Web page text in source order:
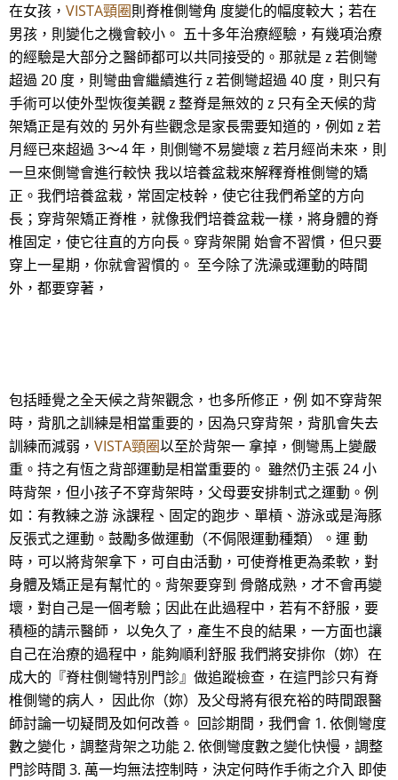
在女孩， VISTA頸圈則脊椎側彎角 度變化的幅度較大；若在
男孩，則變化之機會較小。 五十多年治療經驗，有幾項治療
的經驗是大部分之醫師都可以共同接受的。那就是 z 若側彎
超過 20 度，則彎曲會繼續進行 z 若側彎超過 40 度，則只有
手術可以使外型恢復美觀 z 整脊是無效的 z 只有全天候的背
架矯正是有效的 另外有些觀念是家長需要知道的，例如 z 若
月經已來超過 3～4 年，則側彎不易變壞 z 若月經尚未來，則
一旦來側彎會進行較快 我以培養盆栽來解釋脊椎側彎的矯
正。我們培養盆栽，常固定枝幹，使它往我們希望的方向
長；穿背架矯正脊椎，就像我們培養盆栽一樣，將身體的脊
椎固定，使它往直的方向長。穿背架開 始會不習慣，但只要
穿上一星期，你就會習慣的。 至今除了洗澡或運動的時間
外，都要穿著，
包括睡覺之全天候之背架觀念，也多所修正，例 如不穿背架
時，背肌之訓練是相當重要的，因為只穿背架，背肌會失去
訓練而減弱， VISTA頸圈以至於背架一 拿掉，側彎馬上變嚴
重。持之有恆之背部運動是相當重要的。 雖然仍主張 24 小
時背架，但小孩子不穿背架時，父母要安排制式之運動。例
如：有教練之游 泳課程、固定的跑步、單槓、游泳或是海豚
反張式之運動。鼓勵多做運動（不侷限運動種類）。運 動
時，可以將背架拿下，可自由活動，可使脊椎更為柔軟，對
身體及矯正是有幫忙的。背架要穿到 骨骼成熟，才不會再變
壞，對自己是一個考驗；因此在此過程中，若有不舒服，要
積極的請示醫師， 以免久了，產生不良的結果，一方面也讓
自己在治療的過程中，能夠順利舒服 我們將安排你（妳）在
成大的『脊柱側彎特別門診』做追蹤檢查，在這門診只有脊
椎側彎的病人， 因此你（妳）及父母將有很充裕的時間跟醫
師討論一切疑問及如何改善。 回診期間，我們會 1. 依側彎度
數之變化，調整背架之功能 2. 依側彎度數之變化快慢，調整
門診時間 3. 萬一均無法控制時，決定何時作手術之介入 即使